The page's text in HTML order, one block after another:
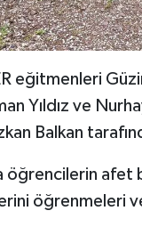
eğitmenleri
Yıldız ve
Balkan
öğrencilerin afet
öğrenmeleri